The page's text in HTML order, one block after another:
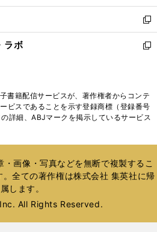
開
く
ウ
で
開
く
ン
ド
ウ
で
ウ
ィ
ン
ド
く
新
し
い
ド
ウ
で
ラボ
新
ィ
ン
ド
開
く
書籍配信サービスが、著作権者からコンテ
ビスであることを示す登録商標（登録番号
詳細、ABJマークを掲示しているサービス
画像・写真などを無断で複製するこ
全ての著作権は株式会社 集英社に帰
属します。
All Rights Reserved.